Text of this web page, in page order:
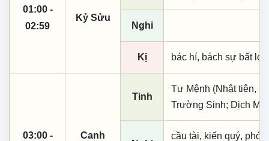
01:00 -
02:59
Kỷ Sửu
Nghi
Kị bác hí, bách sự bất
03:00 -
Canh
Tinh
Tư Mệnh (Nhật tiên,
Trường Sinh; Dịch
cầu tài, kiến quý, phó